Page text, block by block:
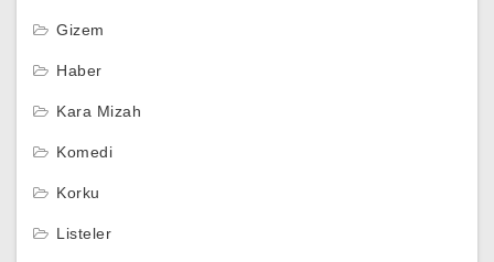
Gizem
Haber
Kara Mizah
Komedi
Korku
Listeler